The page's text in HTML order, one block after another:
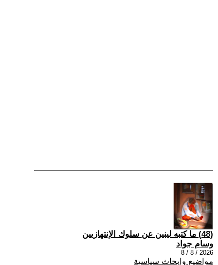
(48) ما كتبه لينين عن سلوك الإنتهازيين
وسام جواد
2026 / 8 / 8
مواضيع وابحاث سياسية